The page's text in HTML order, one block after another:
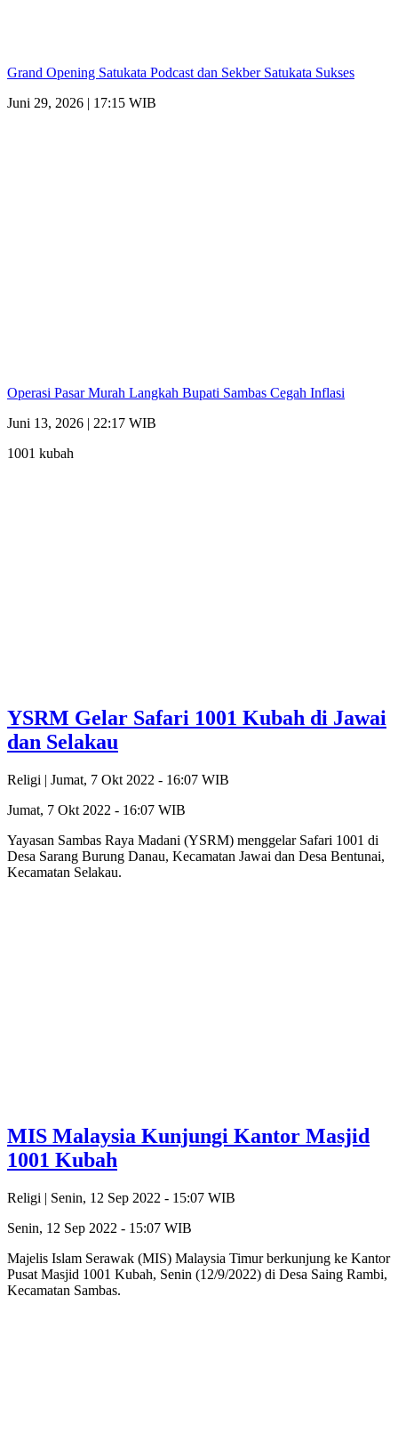
Grand Opening Satukata Podcast dan Sekber Satukata Sukses
Juni 29, 2026 | 17:15 WIB
Operasi Pasar Murah Langkah Bupati Sambas Cegah Inflasi
Juni 13, 2026 | 22:17 WIB
1001 kubah
YSRM Gelar Safari 1001 Kubah di Jawai
dan Selakau
Religi | Jumat, 7 Okt 2022 - 16:07 WIB
Jumat, 7 Okt 2022 - 16:07 WIB
Yayasan Sambas Raya Madani (YSRM) menggelar Safari 1001 di
Desa Sarang Burung Danau, Kecamatan Jawai dan Desa Bentunai,
Kecamatan Selakau.
MIS Malaysia Kunjungi Kantor Masjid
1001 Kubah
Religi | Senin, 12 Sep 2022 - 15:07 WIB
Senin, 12 Sep 2022 - 15:07 WIB
Majelis Islam Serawak (MIS) Malaysia Timur berkunjung ke Kantor
Pusat Masjid 1001 Kubah, Senin (12/9/2022) di Desa Saing Rambi,
Kecamatan Sambas.